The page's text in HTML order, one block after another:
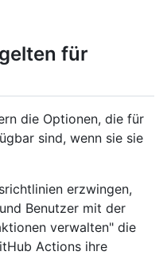
für
die Optionen, die für
sind, wenn sie sie
erzwingen,
Benutzer mit der
verwalten" die
Actions ihre